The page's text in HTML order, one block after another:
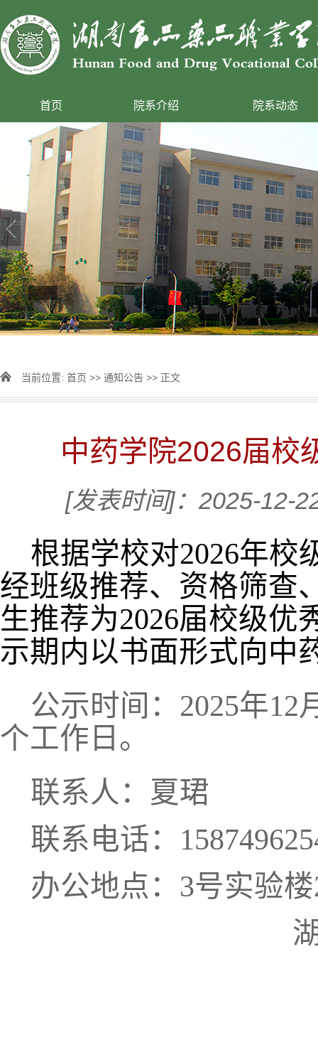
首页 院系介绍 院系动态
当前位置: 首页 >> 通知公告 >> 正文
中药学院2026届校
[发表时间]：2025-12-
根据学校对2026年校
经班级推荐、资格筛查
生推荐为2026届校级优
示期内以书面形式向中
公示时间： 2025年12
个工作日。
联系人： 夏珺
联系电话：
办公地点： 3号实验楼